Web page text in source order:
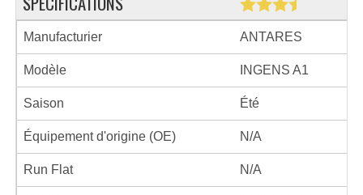
Manufacturier ANTARES
Modèle INGENS A1
Saison Été
Équipement d'origine (OE) N/A
Run Flat N/A